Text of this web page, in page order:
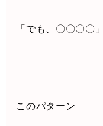
「でも、〇〇〇〇」
このパターン